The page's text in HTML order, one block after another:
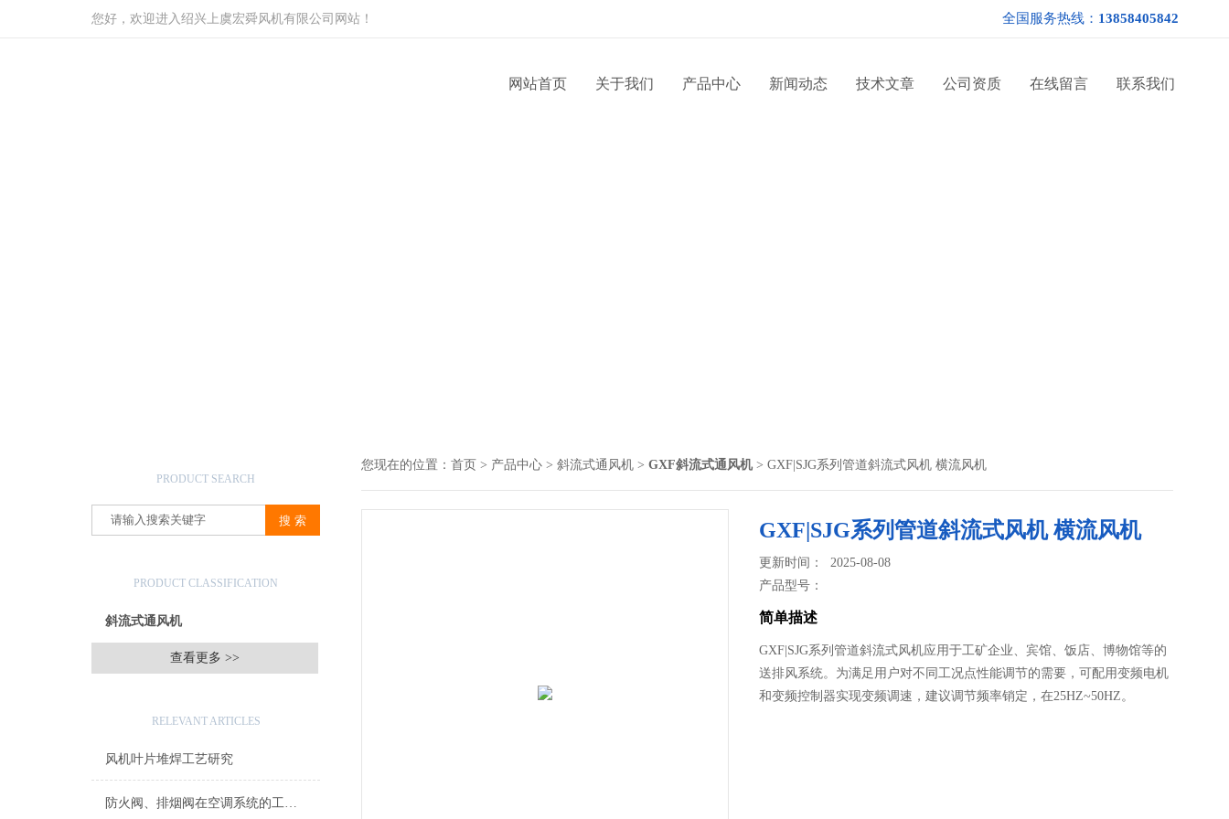
您好，欢迎进入绍兴上虞宏舜风机有限公司网站！ 全国服务热线： 13858405842
网站首页 关于我们 产品中心 新闻动态 技术文章 公司资质 在线留言 联系我们
PRODUCT SEARCH
PRODUCT CLASSIFICATION
斜流式通风机
查看更多 >>
RELEVANT ARTICLES
风机叶片堆焊工艺研究
防火阀、排烟阀在空调系统的工程质量
您现在的位置： 首页 > 产品中心 > 斜流式通风机 > GXF斜流式通风机> GXF|SJG系列管道斜流式风机 横流风机
GXF|SJG系列管道斜流式风机 横流风机
更新时间： 2025-08-08
产品型号：
简单描述
GXF|SJG系列管道斜流式风机应用于工矿企业、宾馆、饭店、博物馆等的
送排风系统。为满足用户对不同工况点性能调节的需要，可配用变频电机
和变频控制器实现变频调速，建议调节频率销定，在25HZ~50HZ。